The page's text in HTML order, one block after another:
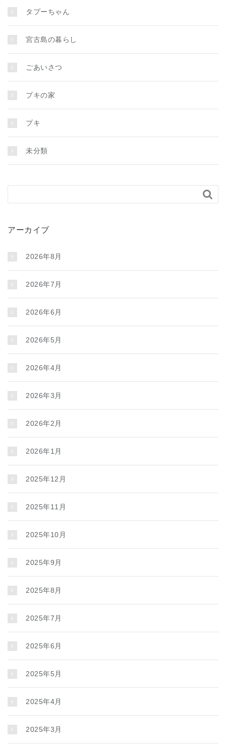
タプーちゃん
宮古島の暮らし
ごあいさつ
プキの家
プキ
未分類

アーカイブ
2026年8月
2026年7月
2026年6月
2026年5月
2026年4月
2026年3月
2026年2月
2026年1月
2025年12月
2025年11月
2025年10月
2025年9月
2025年8月
2025年7月
2025年6月
2025年5月
2025年4月
2025年3月